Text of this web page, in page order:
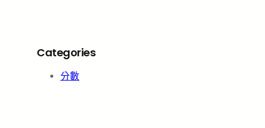
Categories
分數